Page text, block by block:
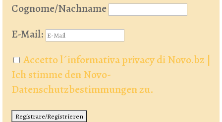
Cognome/Nachname
E-Mail:
Accetto l´informativa privacy di Novo.bz |
Ich stimme den Novo-
Datenschutzbestimmungen zu.